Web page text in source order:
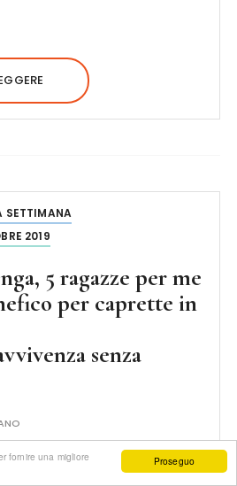
Proseguo
fornire una migliore
SETTIMANA
2019
5 ragazze per me
per caprette in
senza
da